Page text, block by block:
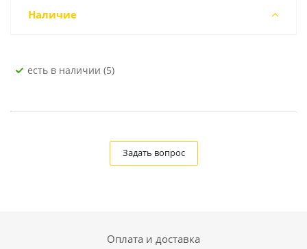
Наличие
Есть в наличии (5)
Задать вопрос
Оплата и доставка